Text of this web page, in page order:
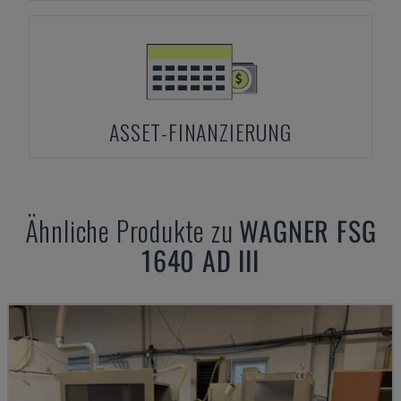
ASSET-FINANZIERUNG
Ähnliche Produkte zu WAGNER FSG
1640 AD III